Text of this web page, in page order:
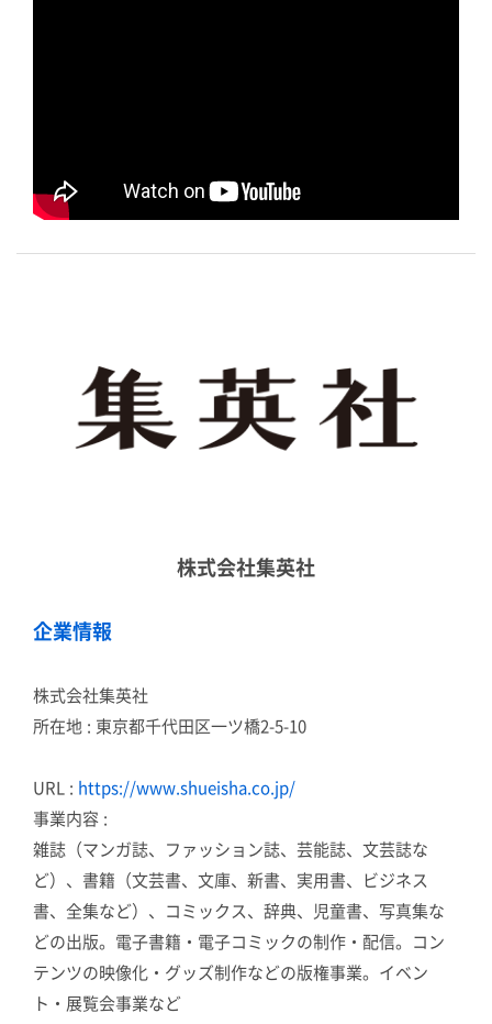
株式会社集英社
企業情報
株式会社集英社
所在地 : 東京都千代田区一ツ橋2-5-10
URL : https://www.shueisha.co.jp/
事業内容 :
雑誌（マンガ誌、ファッション誌、芸能誌、文芸誌な
ど）、書籍（文芸書、文庫、新書、実用書、ビジネス
書、全集など）、コミックス、辞典、児童書、写真集な
どの出版。電子書籍・電子コミックの制作・配信。コン
テンツの映像化・グッズ制作などの版権事業。イベン
ト・展覧会事業など